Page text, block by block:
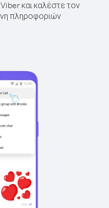
και καλέστε τον
πληροφοριών